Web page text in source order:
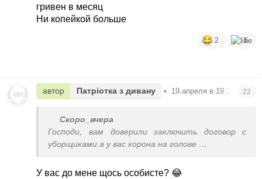
гривен в месяц
Ни копейкой больше
2 5
автор Патріотка з дивану • 19 апреля в 19:22 22
Скоро_вчера
Господи, вам доверили заключить договор с
уборщиками а у вас корона на голове
У вас до мене щось особисте? 😂